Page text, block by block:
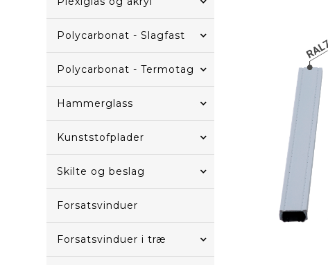
Polycarbonat - Slagfast
Polycarbonat - Termotag
Hammerglass
Kunststofplader
Skilte og beslag
Forsatsvinduer
Forsatsvinduer i træ